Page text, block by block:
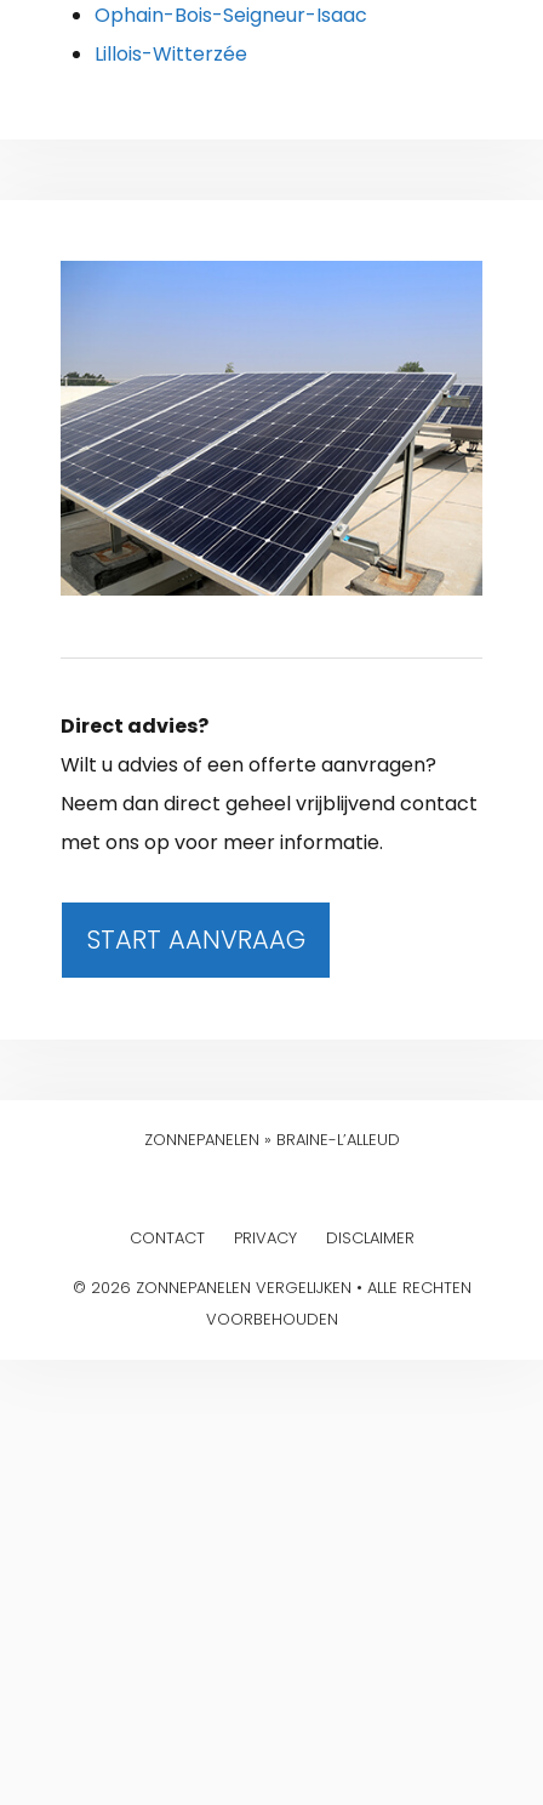
Ophain-Bois-Seigneur-Isaac
Lillois-Witterzée
Direct advies?
Wilt u advies of een offerte aanvragen?
Neem dan direct geheel vrijblijvend contact
met ons op voor meer informatie.
START AANVRAAG
ZONNEPANELEN » BRAINE-L’ALLEUD
CONTACT PRIVACY DISCLAIMER
© 2026 ZONNEPANELEN VERGELIJKEN • ALLE RECHTEN
VOORBEHOUDEN